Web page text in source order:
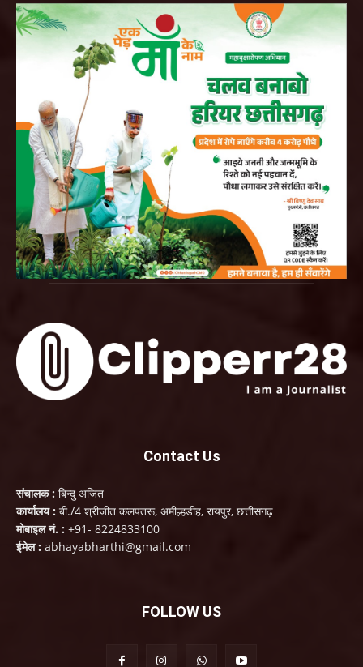
Contact Us
संचालक : बिन्दु अजित
कार्यालय : बी./4 श्रीजीत कलपतरू, अमील्हडीह, रायपुर, छत्तीसगढ़
मोबाइल नं. : +91- 8224833100
ईमेल : abhayabharthi@gmail.com
FOLLOW US